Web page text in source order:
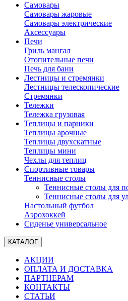
Самовары
Самовары жаровые
Самовары электрические
Аксессуары
Печи
Гриль мангал
Отопительные печи
Печь для бани
Лестницы и стремянки
Лестницы телескопические
Стремянки
Тележки
Тележка грузовая
Теплицы и парники
Теплицы арочные
Теплицы двухскатные
Теплицы мини
Чехлы для теплиц
Спортивные товары
Теннисные столы
Теннисные столы для
Теннисные столы для
Настольный футбол
Аэрохоккей
Сиденье универсальное
КАТАЛОГ
АКЦИИ
ОПЛАТА И ДОСТАВКА
ПАРТНЕРАМ
КОНТАКТЫ
СТАТЬИ